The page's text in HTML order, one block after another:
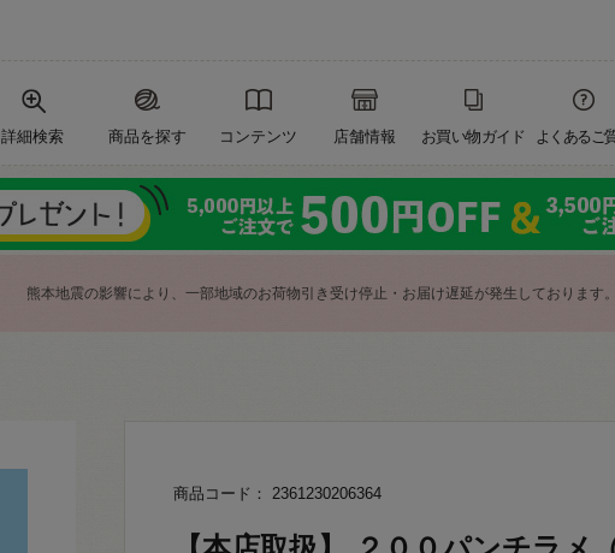
詳細検索 商品を探す コンテンツ 店舗情報 お買い物ガイド よくあるご
熊本地震の影響により、一部地域のお荷物引き受け停止・お届け遅延が発生しております
商品コード： 2361230206364